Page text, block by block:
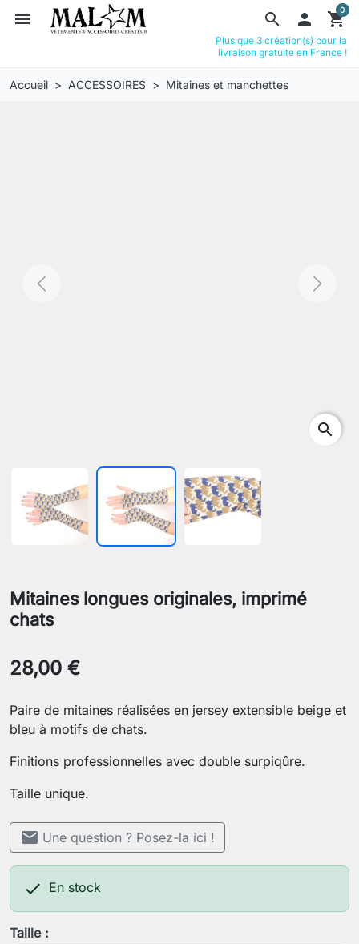
search
menu  shopping_cart
0
Plus que 3 création(s) pour la
livraison gratuite en France !
Accueil ACCESSOIRES Mitaines et manchettes
Previous Next
search
Mitaines longues originales, imprimé
chats
28,00 €
Paire de mitaines réalisées en jersey extensible beige et
bleu à motifs de chats.
Finitions professionnelles avec double surpiqûre.
Taille unique.
mail Une question ? Posez-la ici !
 En stock
Taille :